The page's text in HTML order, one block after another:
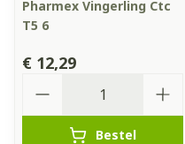
Pharmex Vingerling Ctc
T5 6
€ 12,29
Bestel